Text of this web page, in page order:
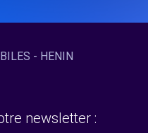
- HENIN
newsletter :